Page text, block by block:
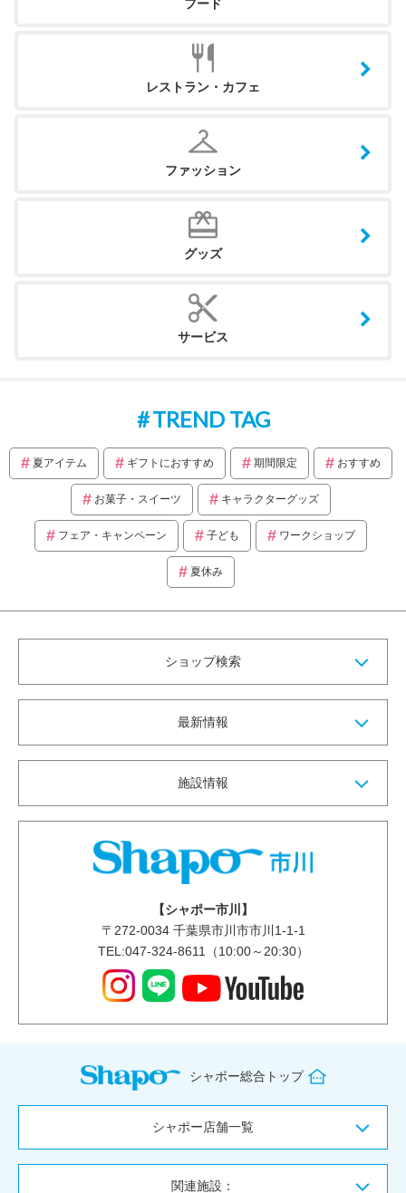
フード
レストラン・カフェ
ファッション
グッズ
サービス
TREND TAG
夏アイテム ギフトにおすすめ 期間限定 おすすめ
お菓子・スイーツ キャラクターグッズ
フェア・キャンペーン 子ども ワークショップ
夏休み
ショップ検索
最新情報
施設情報
【シャポー市川】
〒 272-0034千葉県市川市市川1-1-1
TEL:047-324-8611（10:00～20:30）
シャポー総合トップ
シャポー店舗一覧
関連施設：